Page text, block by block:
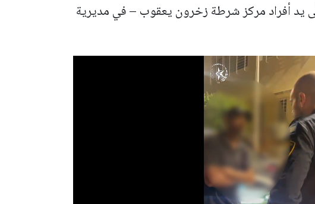
يد أفراد مركز شرطة زخرون يعقوب – في مديرية